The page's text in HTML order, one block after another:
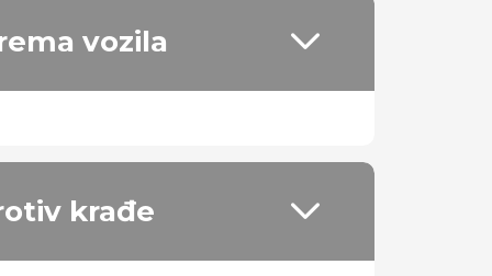
nappa kože
vozila
krađe